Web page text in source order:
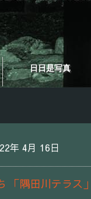
日日是写真
年 4月 16日
「隅田川テラス